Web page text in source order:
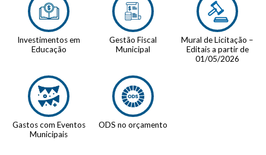
Investimentos em
Educação
Gestão Fiscal
Municipal
Mural de Licitação –
Editais a partir de
01/05/2026
Gastos com Eventos
Municipais
ODS no orçamento